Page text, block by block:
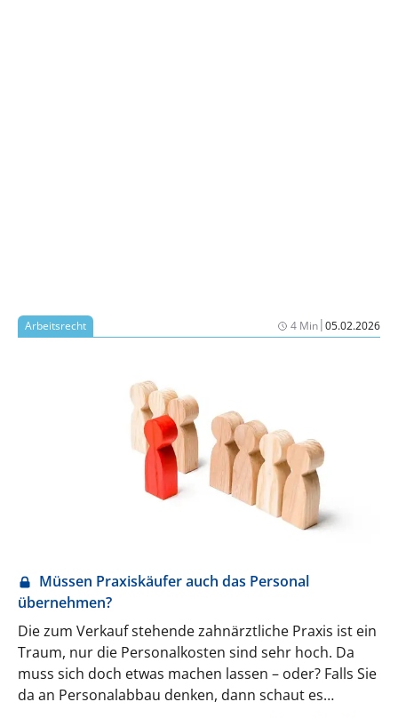
Arbeitsrecht 4 Min|05.02.2026
Müssen Praxiskäufer auch das Personal
übernehmen?
Die zum Verkauf stehende zahnärztliche Praxis ist ein
Traum, nur die Personalkosten sind sehr hoch. Da
muss sich doch etwas machen lassen – oder? Falls Sie
da an Personalabbau denken, dann schaut es